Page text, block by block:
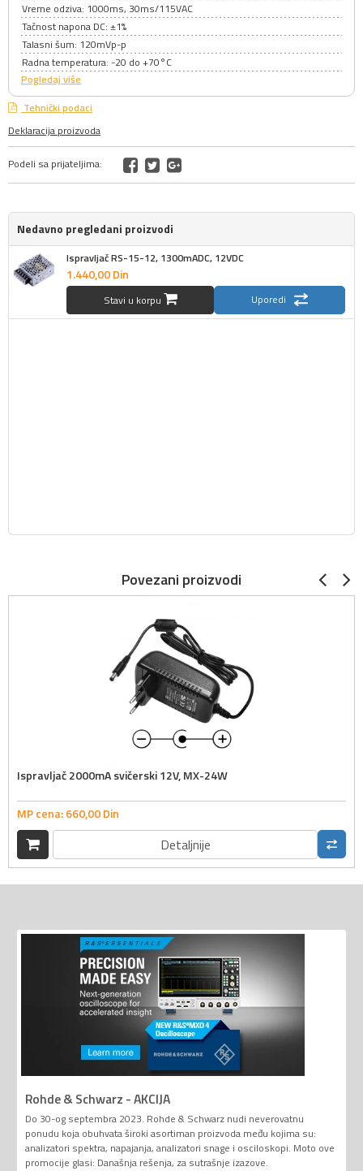
Vreme odziva: 1000ms, 30ms/115VAC
Tačnost napona DC: ±1%
Talasni šum: 120mVp-p
Radna temperatura: -20 do +70°C
Pogledaj više
Tehnički podaci
Deklaracija proizvoda
Podeli sa prijateljima:
Nedavno pregledani proizvodi
Ispravljač RS-15-12, 1300mADC, 12VDC
1.440,00Din
Stavi u korpu Uporedi
Povezani proizvodi
Ispravljač 2000mA svičerski 12V, MX-24W
MP cena:660,00Din
Detaljnije
Rohde & Schwarz - AKCIJA
Do 30-og septembra 2023. Rohde & Schwarz nudi neverovatnu
ponudu koja obuhvata široki asortiman proizvoda među kojima su:
analizatori spektra, napajanja, analizatori snage i osciloskopi. Moto ove
promocije glasi: Današnja rešenja, za sutrašnje izazove.